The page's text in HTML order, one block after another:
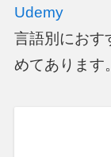
Udemy
言語別におす
めてあります。